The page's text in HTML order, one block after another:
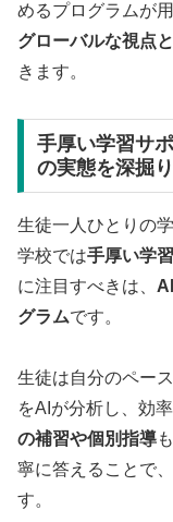
めるプログラムが
グローバルな視点
きます。
手厚い学習サ
の実態を深掘り
生徒一人ひとりの
学校では手厚い学
に注目すべきは、
グラムです。
生徒は自分のペー
をAIが分析し、効
の補習や個別指導
寧に答えることで
す。